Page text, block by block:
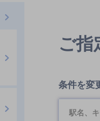
ご指
条件を変